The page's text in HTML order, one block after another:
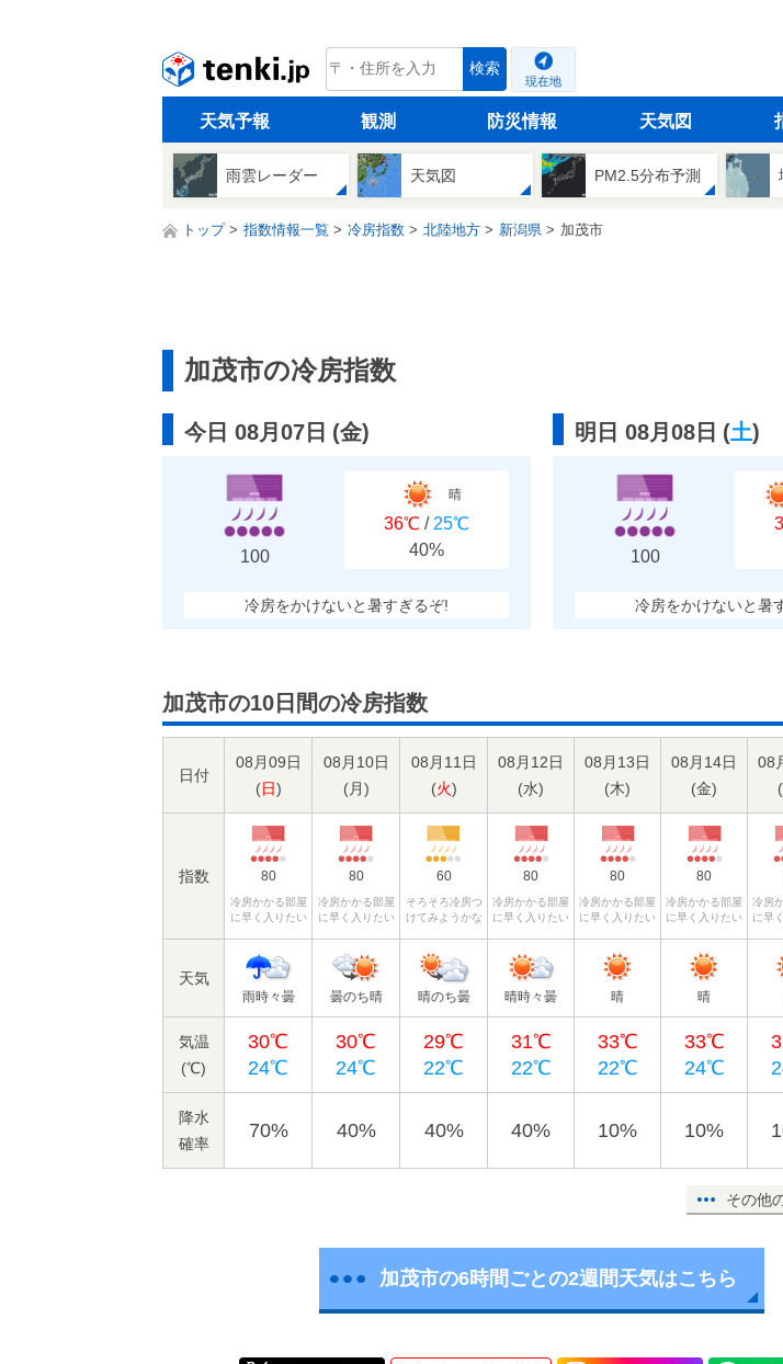
tenki.jp 検索
現在地
天気予報 観測 防災情報 天気図
雨雲レーダー 天気図 PM2.5分布予測
トップ 指数情報一覧 冷房指数 北陸地方 新潟県 加茂市
加茂市の冷房指数
今日 08月07日 (金)
100
晴
36℃ / 25℃
40%
冷房をかけないと暑すぎるぞ!
明日 08月08日 (土)
100
冷房をかけないと暑
加茂市の10日間の冷房指数
日付
08月09日
(日)
08月10日
(月)
08月11日
(火)
08月12日
(水)
08月13日
(木)
08月14日
(金)
08
(
指数 80
冷房かかる部屋
に早く入りたい
80
冷房かかる部屋
に早く入りたい
60
そろそろ冷房つ
けてみようかな
80
冷房かかる部屋
に早く入りたい
80
冷房かかる部屋
に早く入りたい
80
冷房かかる部屋
に早く入りたい
冷房
に早
天気
雨時々曇 曇のち晴 晴のち曇 晴時々曇 晴 晴
気温
(℃)
30℃
24℃
30℃
24℃
29℃
22℃
31℃
22℃
33℃
22℃
33℃
24℃
降水
確率
70% 40% 40% 40% 10% 10%
その他
加茂市の6時間ごとの2週間天気はこちら